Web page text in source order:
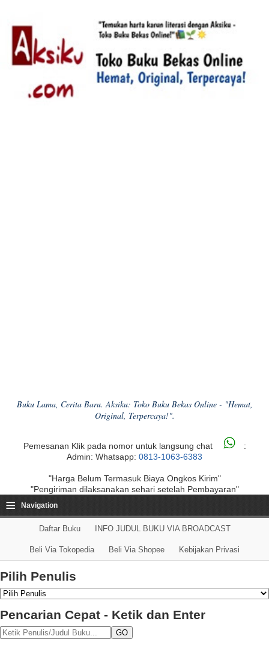
Buku Lama, Cerita Baru. Aksiku: Toko Buku Bekas Online - "Hemat,
Original, Terpercaya!".
Pemesanan Klik pada nomor untuk langsung chat
:
Admin: Whatsapp: 0813-1063-6383
"Harga Belum Termasuk Biaya Ongkos Kirim"
"Pengiriman dilaksanakan sehari setelah Pembayaran"
≡ Navigation
Daftar Buku INFO JUDUL BUKU VIA BROADCAST
Beli Via Tokopedia Beli Via Shopee Kebijakan Privasi
Pilih Penulis
Pencarian Cepat - Ketik dan Enter
GO